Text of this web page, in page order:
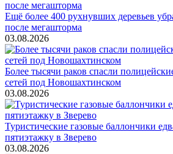
Ещё более 400 рухнувших деревьев
после мегашторма
03.08.2026
Более тысячи раков спасли
сетей под Новошахтинском
03.08.2026
Туристические газовые баллончики
пятиэтажку в Зверево
03.08.2026